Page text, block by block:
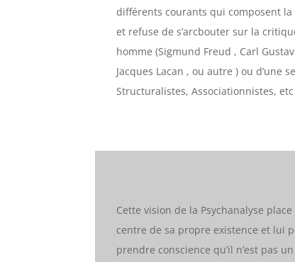
différents courants qui composent la
et refuse de s’arcbouter sur la
homme (Sigmund Freud , Carl Gustav
Jacques Lacan , ou autre ) ou d’une
Structuralistes, Associationnistes, etc
Cette vision de la Psychanalyse place
centre de sa propre existence et lui
prendre conscience qu’il n’est pas